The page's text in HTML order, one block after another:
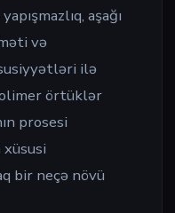
aşağı
və
ilə
örtüklər
prosesi
bir neçə növü